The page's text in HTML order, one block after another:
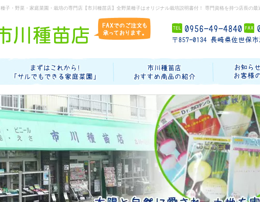
種子・野菜・家庭菜園・栽培の専門店【市川種苗店】全野菜種子はオリジナル栽培説明書付！ 専門資格を持つ店長の